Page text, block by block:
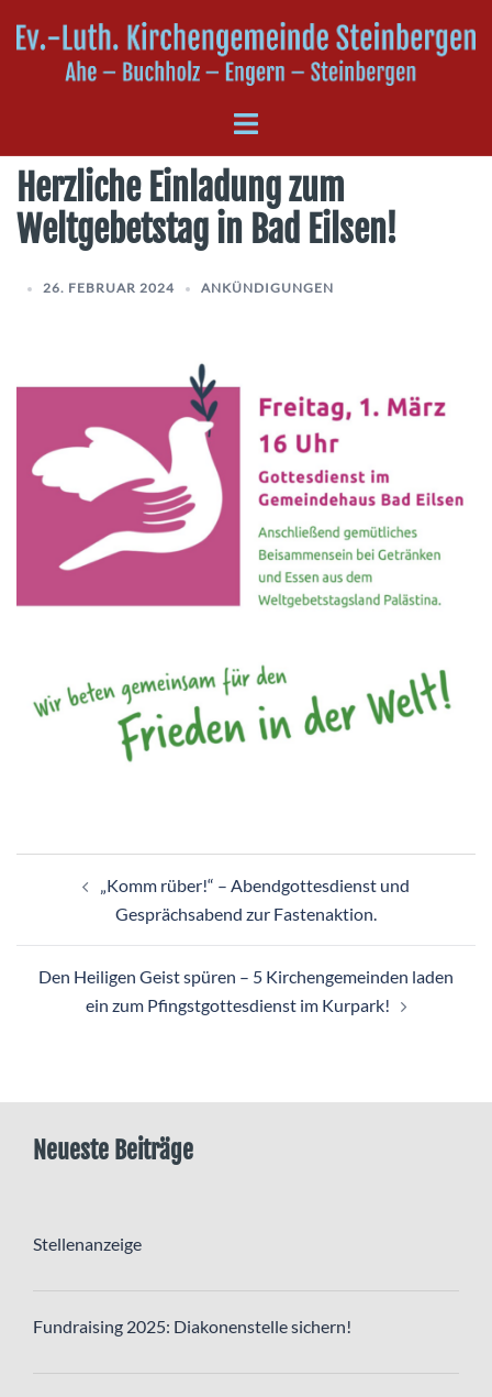
Inhalt
Menü
Herzliche Einladung zum
Weltgebetstag in Bad Eilsen!
26. FEBRUAR 2024 ANKÜNDIGUNGEN
„Komm rüber!“ – Abendgottesdienst und
Gesprächsabend zur Fastenaktion.
Den Heiligen Geist spüren – 5 Kirchengemeinden laden
ein zum Pfingstgottesdienst im Kurpark!
Neueste Beiträge
Stellenanzeige
Fundraising 2025: Diakonenstelle sichern!